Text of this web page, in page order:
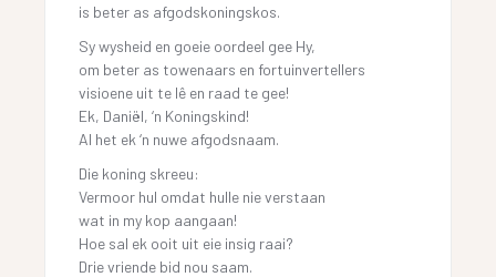
is beter as afgodskoningskos.
Sy wysheid en goeie oordeel gee Hy,
om beter as towenaars en fortuinvertellers
visioene uit te lê en raad te gee!
Ek, Daniël, ‘n Koningskind!
Al het ek ‘n nuwe afgodsnaam.
Die koning skreeu:
Vermoor hul omdat hulle nie verstaan
wat in my kop aangaan!
Hoe sal ek ooit uit eie insig raai?
Drie vriende bid nou saam.